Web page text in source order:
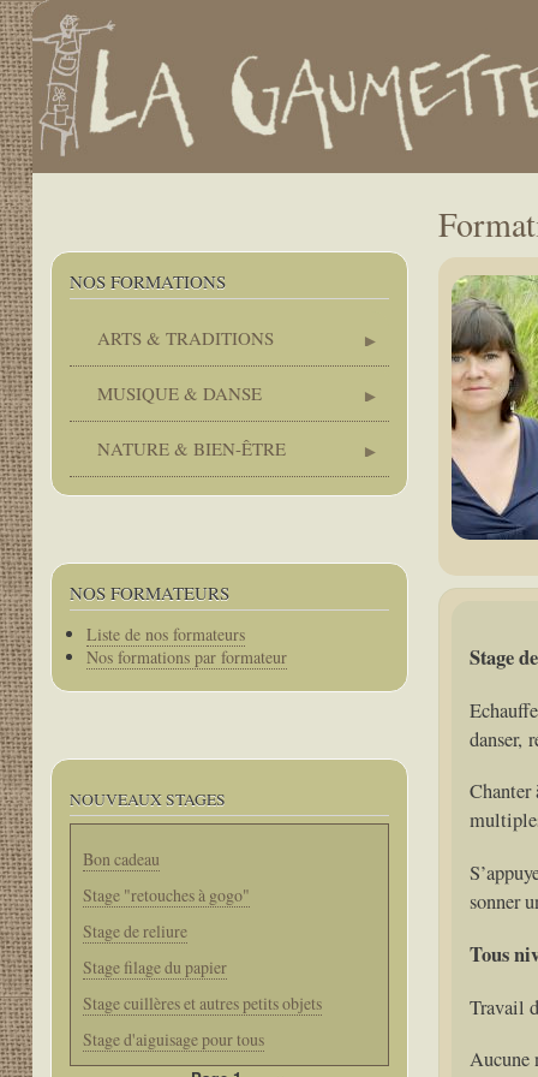
User
account
menu
Main
Stage
danser,
Chanter
sonner
Tous
Travail
Aucune
NOS FORMATIONS
ARTS & TRADITIONS
MUSIQUE & DANSE
NATURE & BIEN-ÊTRE
NOS FORMATEURS
Corps
Liste de nos formateurs
Nos formations par formateur
NOUVEAUX STAGES
Bon cadeau
Stage "retouches à gogo"
Stage de reliure
Stage filage du papier
Stage cuillères et autres petits objets
Stage d'aiguisage pour tous